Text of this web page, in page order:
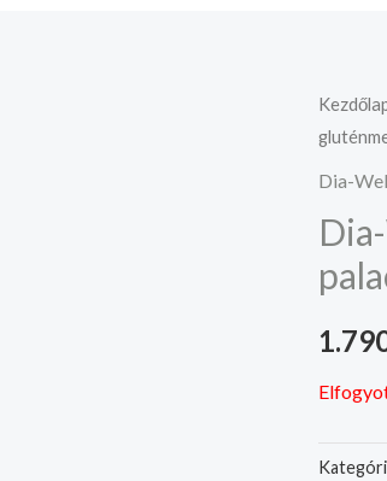
Dia-